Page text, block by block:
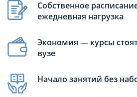
Собственное
ежедневная нагрузка
Экономия — курсы
вузе
Начало занятий без